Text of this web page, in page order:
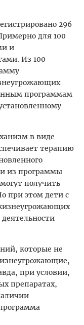
296
для 100
и
Из 100
программам
в виде
терапию
из программы
получить
при этом дети с
которые не
при условии,
препаратах,